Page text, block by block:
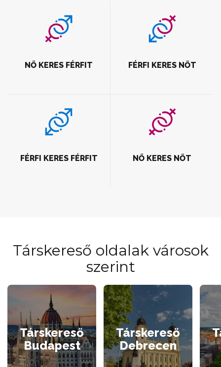
NŐ KERES FÉRFIT FÉRFI KERES NŐT
FÉRFI KERES FÉRFIT NŐ KERES NŐT
Társkereső oldalak városok
szerint
Társkereső
Budapest
Társkereső
Debrecen